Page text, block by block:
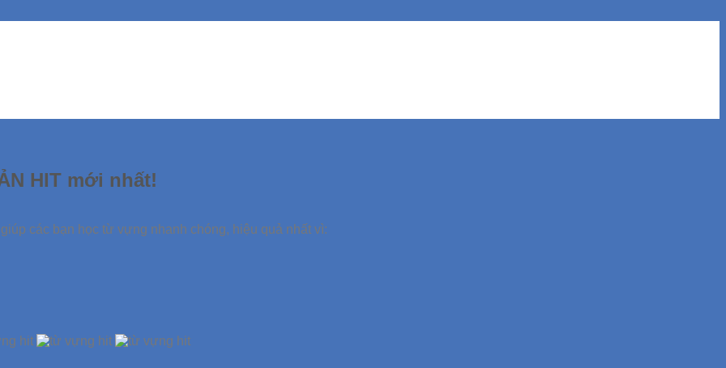
HIT mới nhất!
các bạn học từ vựng nhanh chóng, hiệu quả nhất vì: